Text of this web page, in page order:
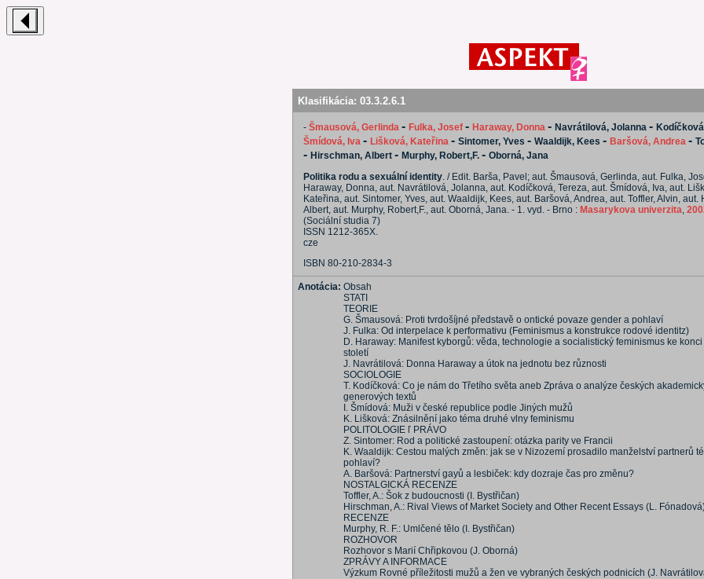
Klasifikácia: 03.3.2.6.1
- Šmausová, Gerlinda - Fulka, Josef - Haraway, Donna - Navrátilová, Jolanna -
Šmídová, Iva - Lišková, Kateřina - Sintomer, Yves - Waaldijk, Kees - Baršová, Andrea -
- Hirschman, Albert - Murphy, Robert,F. - Oborná, Jana
Politika rodu a sexuální identity. / Edit. Barša, Pavel; aut. Šmausová, Gerlinda, aut. Fulka,
Haraway, Donna, aut. Navrátilová, Jolanna, aut. Kodíčková, Tereza, aut. Šmídová, Iva, aut.
Kateřina, aut. Sintomer, Yves, aut. Waaldijk, Kees, aut. Baršová, Andrea, aut. Toffler, Alvin, aut.
Albert, aut. Murphy, Robert,F., aut. Oborná, Jana. - 1. vyd. - Brno : Masarykova univerzita,
(Sociální studia 7)
ISSN 1212-365X.
cze
ISBN 80-210-2834-3
Anotácia: Obsah
STATI
TEORIE
G. Šmausová: Proti tvrdošíjné představě o ontické povaze gender a pohlaví
J. Fulka: Od interpelace k performativu (Feminismus a konstrukce rodové identitz)
D. Haraway: Manifest kyborgů: věda, technologie a socialistický feminismus ke
století
J. Navrátilová: Donna Haraway a útok na jednotu bez různosti
SOCIOLOGIE
T. Kodíčková: Co je nám do Třetího světa aneb Zpráva o analýze českých
generových textů
I. Šmídová: Muži v české republice podle Jiných mužů
K. Lišková: Znásilnění jako téma druhé vlny feminismu
POLITOLOGIE ľ PRÁVO
Z. Sintomer: Rod a politické zastoupení: otázka parity ve Francii
K. Waaldijk: Cestou malých změn: jak se v Nizozemí prosadilo manželství partnerů
pohlaví?
A. Baršová: Partnerství gayů a lesbiček: kdy dozraje čas pro změnu?
NOSTALGICKÁ RECENZE
Toffler, A.: Šok z budoucnosti (I. Bystřičan)
Hirschman, A.: Rival Views of Market Society and Other Recent Essays (L.
RECENZE
Murphy, R. F.: Umlčené tělo (I. Bystřičan)
ROZHOVOR
Rozhovor s Marií Chřipkovou (J. Oborná)
ZPRÁVY A INFORMACE
Výzkum Rovné příležitosti mužů a žen ve vybraných českých podnicích (J.